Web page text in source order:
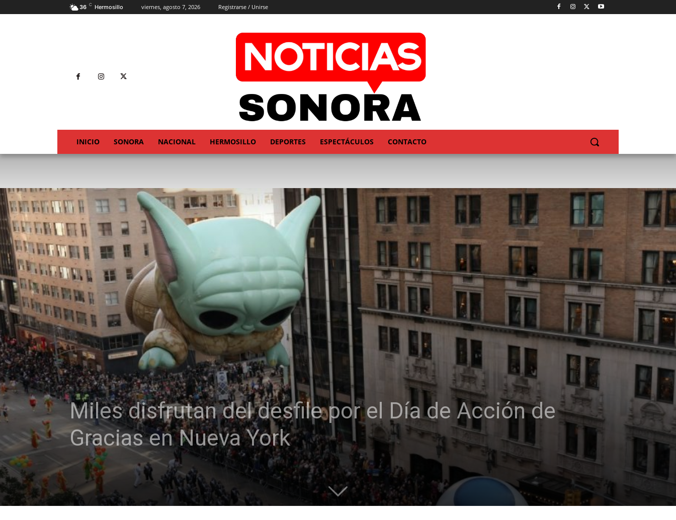
36 C Hermosillo viernes, agosto 7, 2026 Registrarse / Unirse
INICIO SONORA NACIONAL HERMOSILLO DEPORTES ESPECTÁCULOS CONTACTO
Miles disfrutan del desfile por el Día de Acción de
Gracias en Nueva York